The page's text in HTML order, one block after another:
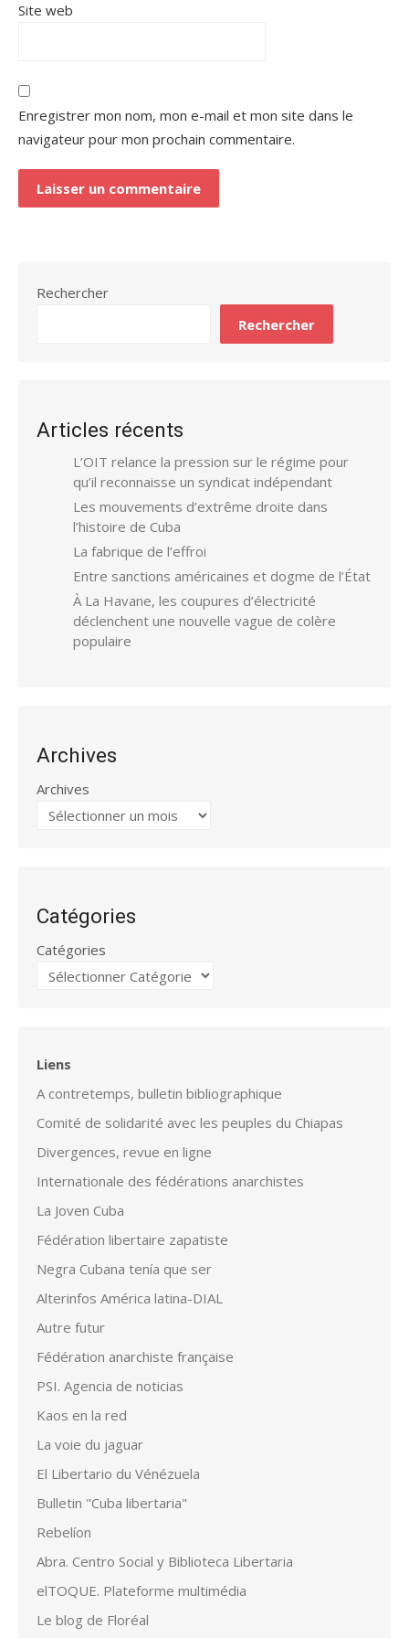
Site web
Enregistrer mon nom, mon e-mail et mon site dans le
navigateur pour mon prochain commentaire.
Rechercher
Rechercher
Articles récents
L’OIT relance la pression sur le régime pour
qu’il reconnaisse un syndicat indépendant
Les mouvements d’extrême droite dans
l’histoire de Cuba
La fabrique de l’effroi
Entre sanctions américaines et dogme de l’État
À La Havane, les coupures d’électricité
déclenchent une nouvelle vague de colère
populaire
Archives
Archives
Catégories
Catégories
Liens
A contretemps, bulletin bibliographique
Comité de solidarité avec les peuples du Chiapas
Divergences, revue en ligne
Internationale des fédérations anarchistes
La Joven Cuba
Fédération libertaire zapatiste
Negra Cubana tenía que ser
Alterinfos América latina-DIAL
Autre futur
Fédération anarchiste française
PSI. Agencia de noticias
Kaos en la red
La voie du jaguar
El Libertario du Vénézuela
Bulletin "Cuba libertaria"
Rebelíon
Abra. Centro Social y Biblioteca Libertaria
elTOQUE. Plateforme multimédia
Le blog de Floréal